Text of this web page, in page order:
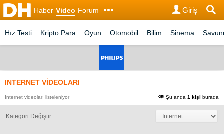
Haber Video Forum Giriş
Hız Testi Kripto Para Oyun Otomobil Bilim Sinema
INTERNET VİDEOLARI
Internet videoları listeleniyor Şu anda 1 kişi burada
Kategori Değiştir